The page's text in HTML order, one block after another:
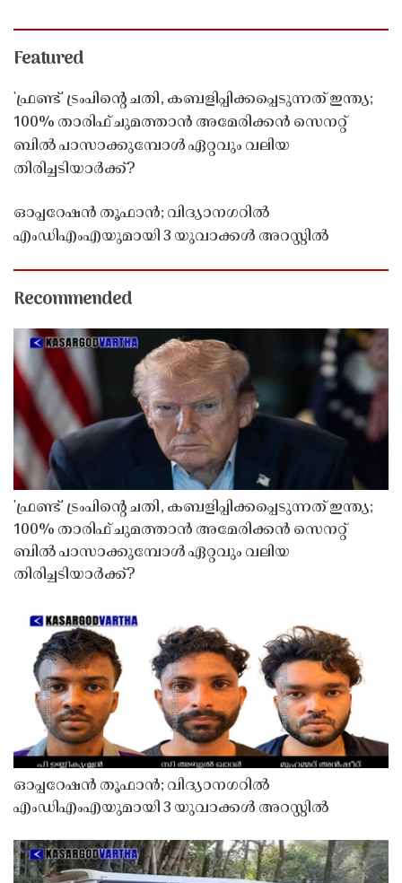
Featured
'ഫ്രണ്ട്' ട്രംപിന്റെ ചതി, കബളിപ്പിക്കപ്പെടുന്നത് ഇന്ത്യ;
100% താരിഫ് ചുമത്താൻ അമേരിക്കൻ സെനറ്റ്
ബിൽ പാസാക്കുമ്പോൾ ഏറ്റവും വലിയ
തിരിച്ചടിയാർക്ക്?
ഓപ്പറേഷൻ തൂഫാൻ; വിദ്യാനഗറിൽ
എംഡിഎംഎയുമായി 3 യുവാക്കൾ അറസ്റ്റിൽ
Recommended
'ഫ്രണ്ട്' ട്രംപിന്റെ ചതി, കബളിപ്പിക്കപ്പെടുന്നത് ഇന്ത്യ;
100% താരിഫ് ചുമത്താൻ അമേരിക്കൻ സെനറ്റ്
ബിൽ പാസാക്കുമ്പോൾ ഏറ്റവും വലിയ
തിരിച്ചടിയാർക്ക്?
ഓപ്പറേഷൻ തൂഫാൻ; വിദ്യാനഗറിൽ
എംഡിഎംഎയുമായി 3 യുവാക്കൾ അറസ്റ്റിൽ